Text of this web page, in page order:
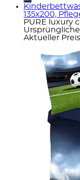
135x200,
PURE luxury
Aktueller Preis